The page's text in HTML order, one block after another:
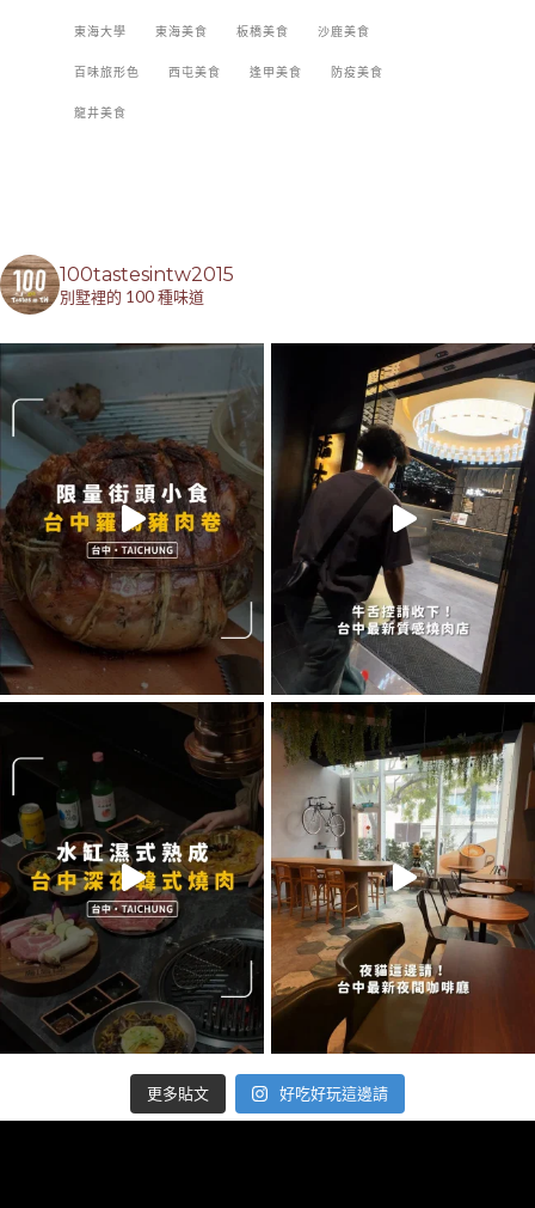
東海大學 東海美食 板橋美食 沙鹿美食
百味旅形色 西屯美食 逢甲美食 防疫美食
龍井美食
100tastesintw2015
別墅裡的 100 種味道
更多貼文 好吃好玩這邊請